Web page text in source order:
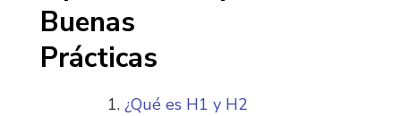
Buenas
Prácticas
¿Qué es H1 y H2